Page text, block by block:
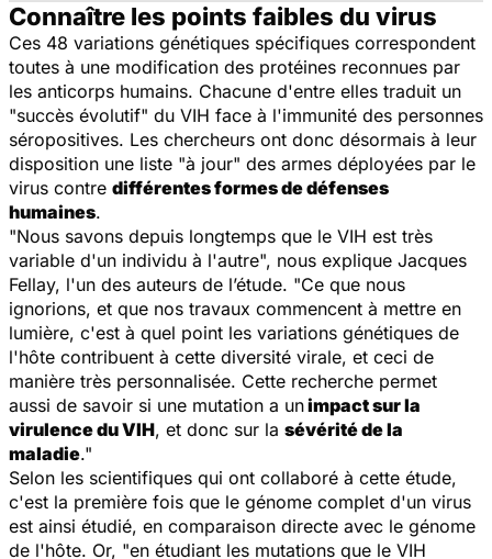
Connaître les points faibles du virus
Ces 48 variations génétiques spécifiques correspondent
toutes à une modification des protéines reconnues par
les anticorps humains. Chacune d'entre elles traduit un
"succès évolutif" du VIH face à l'immunité des personnes
séropositives. Les chercheurs ont donc désormais à leur
disposition une liste "à jour" des armes déployées par le
virus contre différentes formes de défenses
humaines.
"Nous savons depuis longtemps que le VIH est très
variable d'un individu à l'autre", nous explique Jacques
Fellay, l'un des auteurs de l’étude. "Ce que nous
ignorions, et que nos travaux commencent à mettre en
lumière, c'est à quel point les variations génétiques de
l'hôte contribuent à cette diversité virale, et ceci de
manière très personnalisée. Cette recherche permet
aussi de savoir si une mutation a unimpact sur la
virulence du VIH, et donc sur la sévérité de la
maladie."
Selon les scientifiques qui ont collaboré à cette étude,
c'est la première fois que le génome complet d'un virus
est ainsi étudié, en comparaison directe avec le génome
de l'hôte. Or, "en étudiant les mutations que le VIH